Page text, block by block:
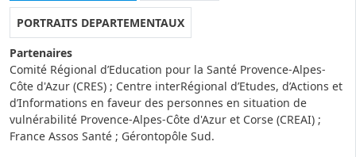
PORTRAITS DEPARTEMENTAUX
Partenaires
Comité Régional d’Education pour la Santé Provence-Alpes-
Côte d'Azur (CRES) ; Centre interRégional d’Etudes, d’Actions et
d’Informations en faveur des personnes en situation de
vulnérabilité Provence-Alpes-Côte d'Azur et Corse (CREAI) ;
France Assos Santé ; Gérontopôle Sud.